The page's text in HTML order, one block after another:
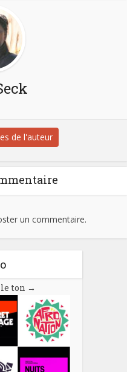
de l'auteur
un commentaire.
ton →